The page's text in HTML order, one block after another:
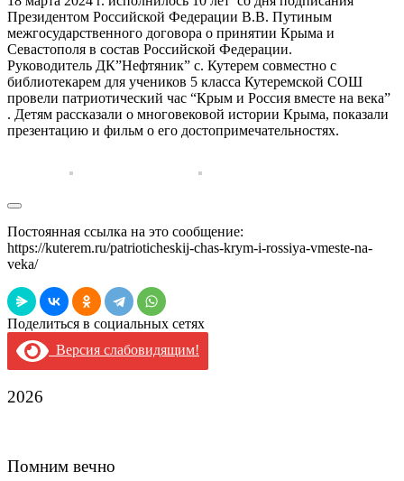
Президентом Российской Федерации В.В. Путиным
межгосударственного договора о принятии Крыма и
Севастополя в состав Российской Федерации.
Руководитель ДК”Нефтяник” с. Кутерем совместно с
библиотекарем для учеников 5 класса Кутеремской СОШ
провели патриотический час “Крым и Россия вместе на века”
. Детям рассказали о многовековой истории Крыма, показали
презентацию и фильм о его достопримечательностях.
Постоянная ссылка на это сообщение:
https://kuterem.ru/patrioticheskij-chas-krym-i-rossiya-vmeste-na-
veka/
Поделиться в социальных сетях
Версия слабовидящим!
2026
Помним вечно